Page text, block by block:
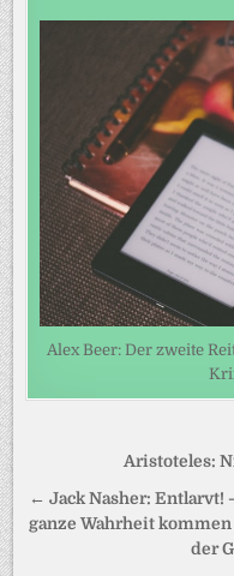
Alex Beer: Der zweite
Aristoteles:
← Jack Nasher: Entlarvt!
ganze Wahrheit
der